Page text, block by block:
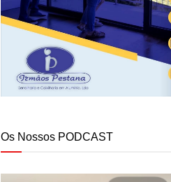
Os Nossos PODCAST